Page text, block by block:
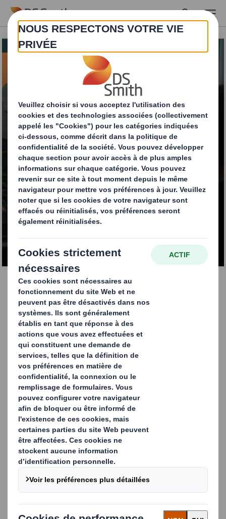
Skip to main content
Comment réduire les
coûts et les déchets
grâce à des
emballages
industriels innovants
Webinaire instructif sur
les emballages
industriels
À ne pas manquer pour les professionnels de
l'automobile, de l'électronique et d'autres secteurs
industriels.
Découvrez des approches innovantes et pratiques en
matière de conception d'emballages qui réduisent les
déchets, améliorent l'efficacité de la chaîne
d'approvisionnement et respectent les nouvelles
réglementations en matière d'emballage.